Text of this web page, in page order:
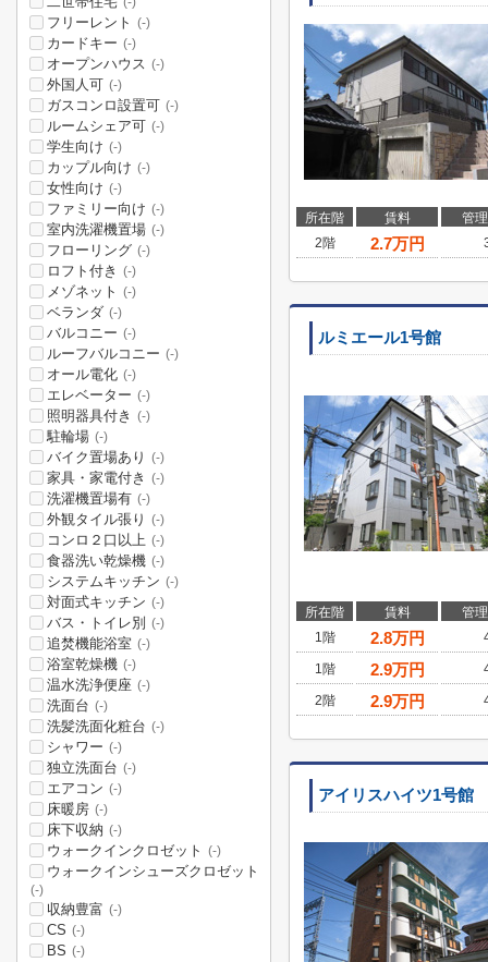
所在階 賃料
管
2階
2.7万円
ルミエール1号館
所在階 賃料
管
1階
2.8万円
1階 2.9万円
2階 2.9万円
アイリスハイツ1号館
フリーレント (-)
カードキー (-)
オープンハウス (-)
外国人可 (-)
ガスコンロ設置可 (-)
ルームシェア可 (-)
学生向け (-)
カップル向け (-)
女性向け (-)
ファミリー向け (-)
室内洗濯機置場 (-)
フローリング (-)
ロフト付き (-)
メゾネット (-)
ベランダ (-)
バルコニー (-)
ルーフバルコニー (-)
オール電化 (-)
エレベーター (-)
照明器具付き (-)
駐輪場 (-)
バイク置場あり (-)
家具・家電付き (-)
洗濯機置場有 (-)
外観タイル張り (-)
コンロ２口以上 (-)
食器洗い乾燥機 (-)
システムキッチン (-)
対面式キッチン (-)
バス・トイレ別 (-)
追焚機能浴室 (-)
浴室乾燥機 (-)
温水洗浄便座 (-)
洗面台 (-)
洗髪洗面化粧台 (-)
シャワー (-)
独立洗面台 (-)
エアコン (-)
床暖房 (-)
床下収納 (-)
ウォークインクロゼット (-)
ウォークインシューズクロゼット
(-)
収納豊富 (-)
CS (-)
BS (-)